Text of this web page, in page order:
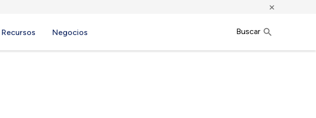
×
Recursos Negocios Buscar